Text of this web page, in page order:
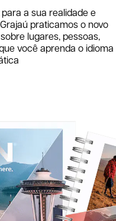
a sua realidade e
Grajaú praticamos o novo
lugares, pessoas,
você aprenda o idioma